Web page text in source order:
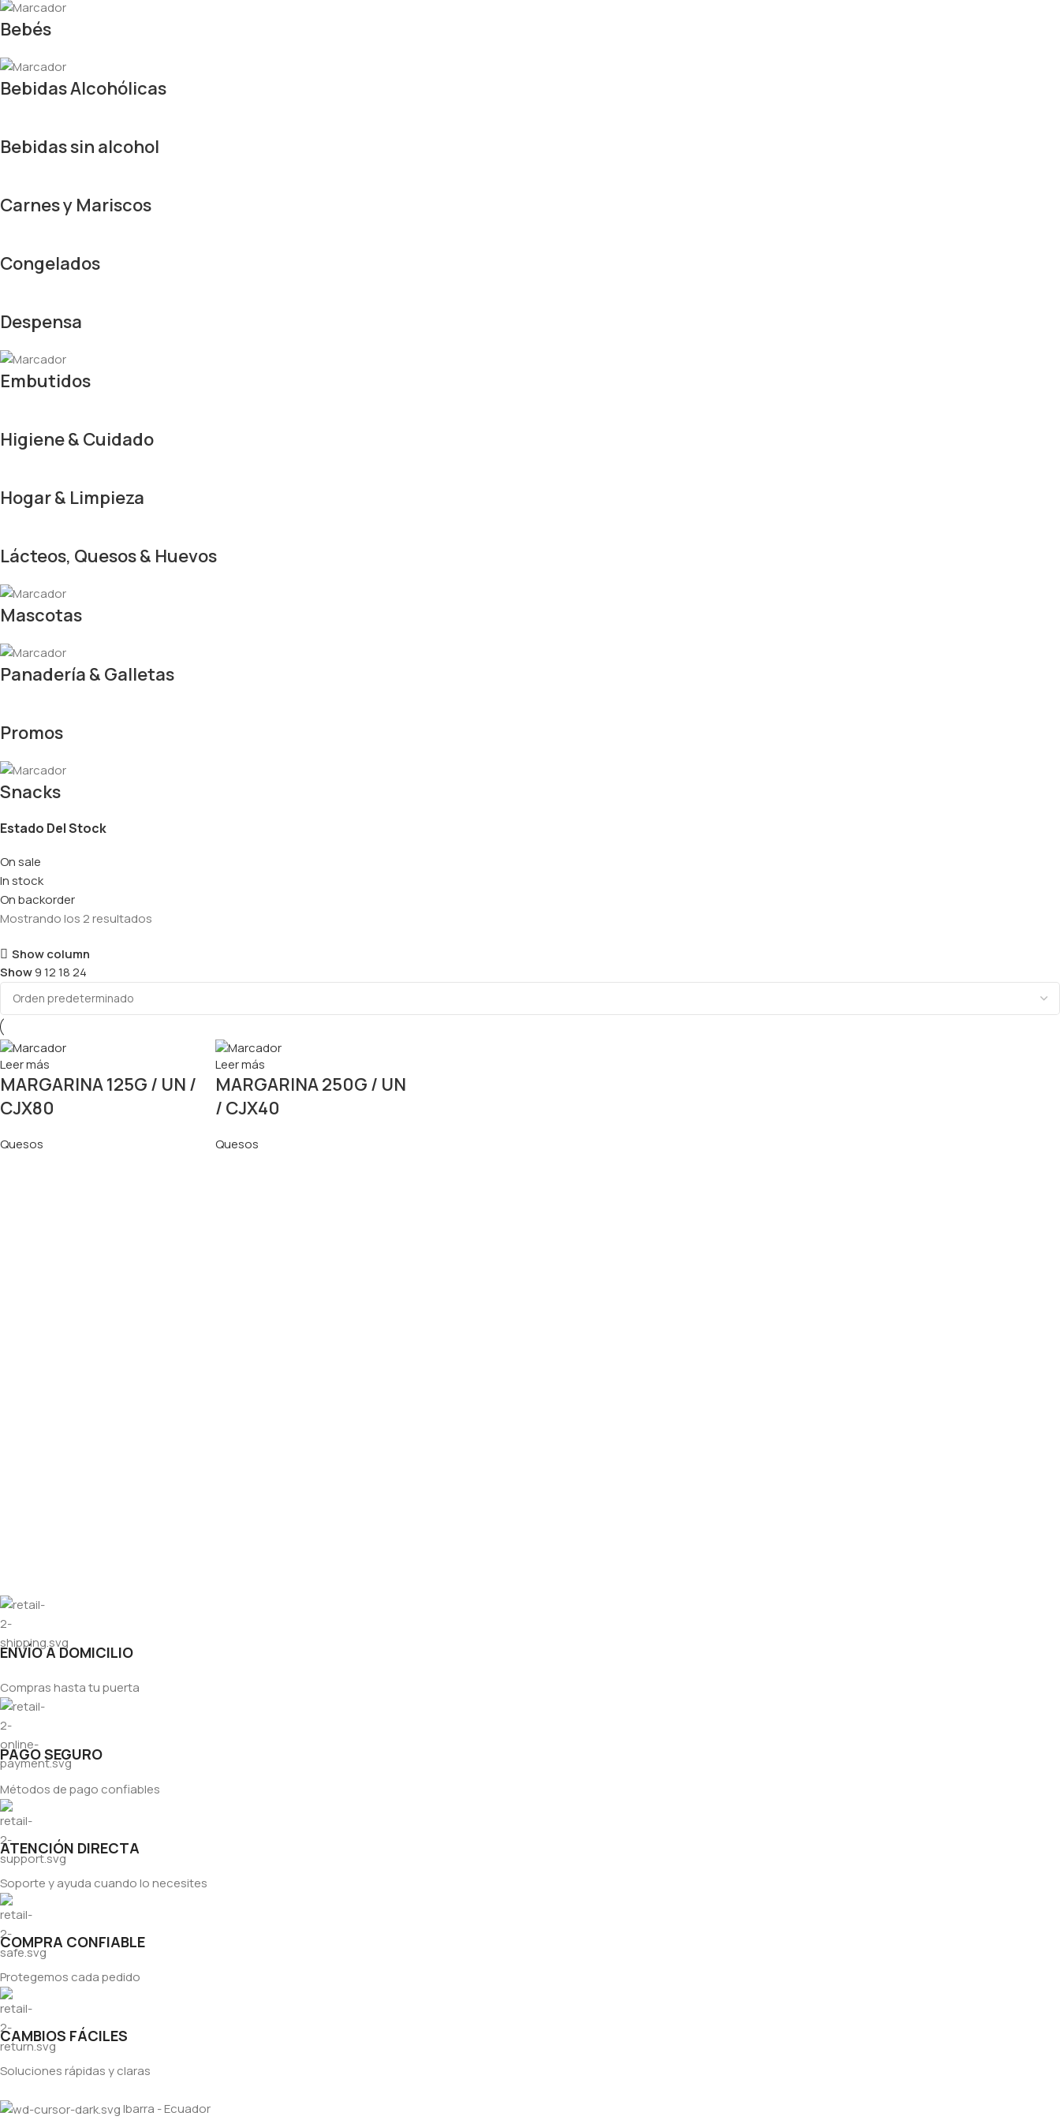
Bebés
Bebidas Alcohólicas
Bebidas sin alcohol
Carnes y Mariscos
Congelados
Despensa
Embutidos
Higiene & Cuidado
Hogar & Limpieza
Lácteos, Quesos & Huevos
Mascotas
Panadería & Galletas
Promos
Snacks
Estado Del Stock
On sale
In stock
On backorder
Mostrando los 2 resultados
Show column
Show9121824
Leer más
MARGARINA 125G / UN /
CJX80
Quesos
Leer más
MARGARINA 250G / UN
/ CJX40
Quesos
ENVÍO A DOMICILIO
Compras hasta tu puerta
PAGO SEGURO
Métodos de pago confiables
ATENCIÓN DIRECTA
Soporte y ayuda cuando lo necesites
COMPRA CONFIABLE
Protegemos cada pedido
CAMBIOS FÁCILES
Soluciones rápidas y claras
Ibarra - Ecuador